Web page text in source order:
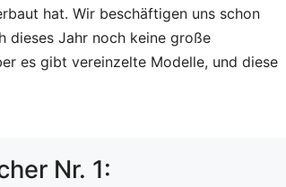
hat. Wir beschäftigen uns schon
dieses Jahr noch keine große
es gibt vereinzelte Modelle, und diese
Nr. 1: